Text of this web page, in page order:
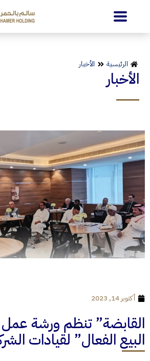
الرئيسية الأخبار
الأخبار
أكتوبر 14, 2023
القابضة” تنظم ورشة عمل
البيع الفعال” لقيادات